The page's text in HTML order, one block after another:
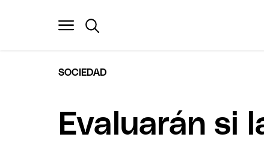
SOCIEDAD
Evaluarán si